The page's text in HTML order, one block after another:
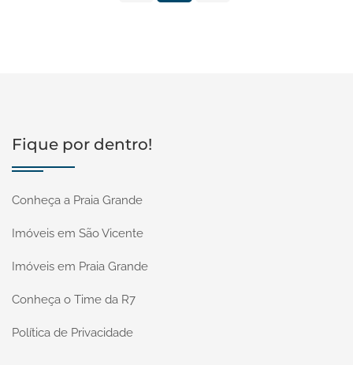
Fique por dentro!
Conheça a Praia Grande
Imóveis em São Vicente
Imóveis em Praia Grande
Conheça o Time da R7
Política de Privacidade